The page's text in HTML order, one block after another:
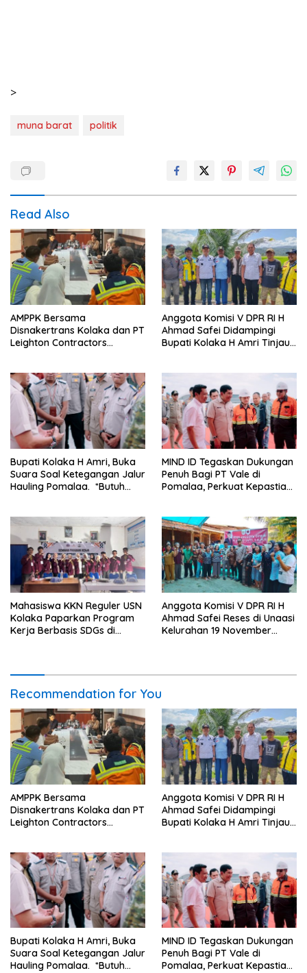
>
muna barat politik
Read Also
AMPPK Bersama
Disnakertrans Kolaka dan PT
Leighton Contractors
Anggota Komisi V DPR RI H
Ahmad Safei Didampingi
Bupati Kolaka H Amri Tinjau
Kelurahan 19 November
Wundulako
Bupati Kolaka H Amri, Buka
Suara Soal Ketegangan Jalur
Hauling Pomalaa. *Butuh
Premanisme Industrial
MIND ID Tegaskan Dukungan
Penuh Bagi PT Vale di
Pomalaa, Perkuat Kepastian
Mahasiswa KKN Reguler USN
Kolaka Paparkan Program
Kerja Berbasis SDGs di
Anggota Komisi V DPR RI H
Ahmad Safei Reses di Unaasi
Kelurahan 19 November
Recommendation for You
AMPPK Bersama
Disnakertrans Kolaka dan PT
Leighton Contractors
Anggota Komisi V DPR RI H
Ahmad Safei Didampingi
Bupati Kolaka H Amri Tinjau
Kelurahan 19 November
Wundulako
Bupati Kolaka H Amri, Buka
Suara Soal Ketegangan Jalur
Hauling Pomalaa. *Butuh
MIND ID Tegaskan Dukungan
Penuh Bagi PT Vale di
Pomalaa, Perkuat Kepastian